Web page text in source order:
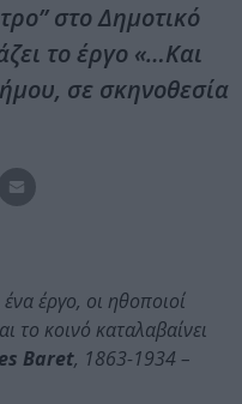
στο Δημοτικό
το έργο «…Και
σε σκηνοθεσία
έργο, οι ηθοποιοί
το κοινό καταλαβαίνει
Baret, 1863-1934 –